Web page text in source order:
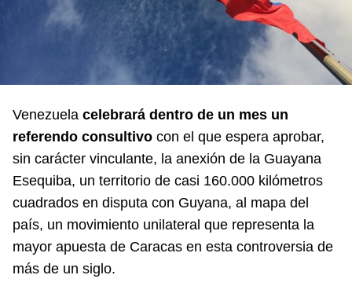
Venezuela celebrará dentro de un mes un
referendo consultivo con el que espera aprobar,
sin carácter vinculante, la anexión de la Guayana
Esequiba, un territorio de casi 160.000 kilómetros
cuadrados en disputa con Guyana, al mapa del
país, un movimiento unilateral que representa la
mayor apuesta de Caracas en esta controversia de
más de un siglo.